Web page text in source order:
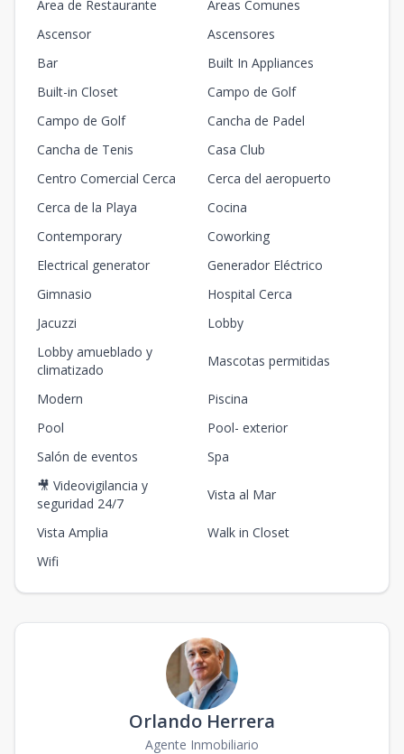
Área de Restaurante
Áreas Comunes
Ascensor
Ascensores
Bar
Built In Appliances
Built-in Closet
Campo de Golf
Campo de Golf
Cancha de Padel
Cancha de Tenis
Casa Club
Centro Comercial Cerca
Cerca del aeropuerto
Cerca de la Playa
Cocina
Contemporary
Coworking
Electrical generator
Generador Eléctrico
Gimnasio
Hospital Cerca
Jacuzzi
Lobby
Lobby amueblado y
climatizado
Mascotas permitidas
Modern
Piscina
Pool
Pool- exterior
Salón de eventos
Spa
🎥 Videovigilancia y
seguridad 24/7
Vista al Mar
Vista Amplia
Walk in Closet
Wifi
Orlando Herrera
Agente Inmobiliario